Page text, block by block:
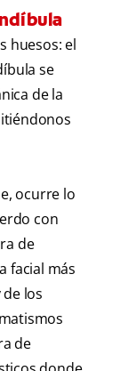
huesos: el
se
de la
ocurre lo
con
de
facial más
los
de